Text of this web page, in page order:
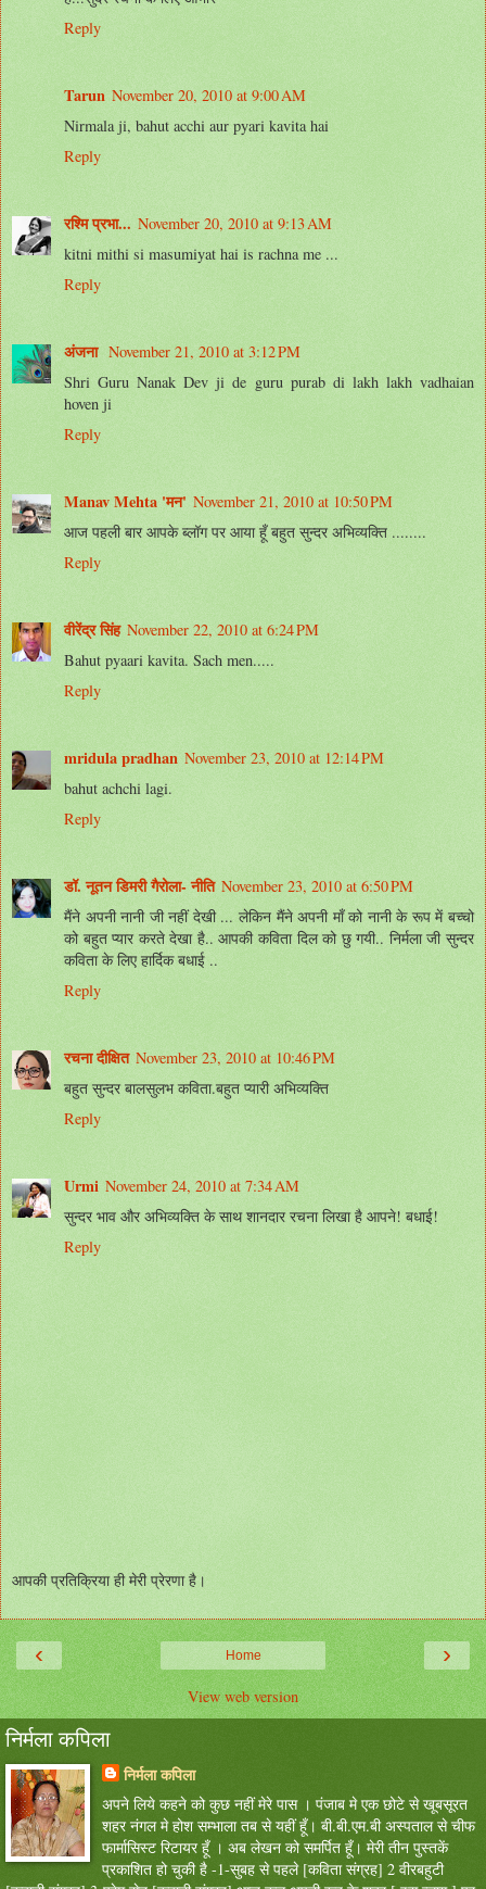
Reply
Tarun November 20, 2010 at 9:00 AM
Nirmala ji, bahut acchi aur pyari kavita hai
Reply
रश्मि प्रभा... November 20, 2010 at 9:13 AM
kitni mithi si masumiyat hai is rachna me ...
Reply
अंजना November 21, 2010 at 3:12 PM
Shri Guru Nanak Dev ji de guru purab di lakh lakh vadhaian
hoven ji
Reply
Manav Mehta 'मन' November 21, 2010 at 10:50 PM
आज पहली बार आपके ब्लॉग पर आया हूँ बहुत सुन्दर अभिव्यक्ति ........
Reply
वीरेंद्र सिंह November 22, 2010 at 6:24 PM
Bahut pyaari kavita. Sach men.....
Reply
mridula pradhan November 23, 2010 at 12:14 PM
bahut achchi lagi.
Reply
डॉ. नूतन डिमरी गैरोला- नीति November 23, 2010 at 6:50 PM
मैंने अपनी नानी जी नहीं देखी ... लेकिन मैंने अपनी माँ को नानी के रूप में बच्चो
को बहुत प्यार करते देखा है.. आपकी कविता दिल को छु गयी.. निर्मला जी सुन्दर
कविता के लिए हार्दिक बधाई ..
Reply
रचना दीक्षित November 23, 2010 at 10:46 PM
बहुत सुन्दर बालसुलभ कविता.बहुत प्यारी अभिव्यक्ति
Reply
Urmi November 24, 2010 at 7:34 AM
सुन्दर भाव और अभिव्यक्ति के साथ शानदार रचना लिखा है आपने! बधाई!
Reply
आपकी प्रतिक्रिया ही मेरी प्रेरणा है।
‹ ›
Home
View web version
निर्मला कपिला
निर्मला कपिला
अपने लिये कहने को कुछ नहीं मेरे पास । पंजाब मे एक छोटे से खूबसूरत
शहर नंगल मे होश सम्भाला तब से यहीं हूँ। बी.बी.एम.बी अस्पताल से चीफ
फार्मासिस्ट रिटायर हूँ । अब लेखन को समर्पित हूँ। मेरी तीन पुस्तकें
प्रकाशित हो चुकी है -1-सुबह से पहले [कविता संग्रह] 2 वीरबहुटी